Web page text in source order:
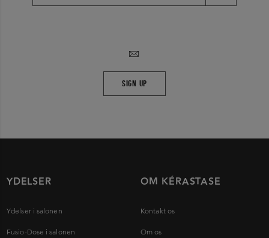
SIGN UP
YDELSER
Ydelser i salonen
Fusio-Dose i salonen
OM KÉRASTASE
Kontakt os
Om os